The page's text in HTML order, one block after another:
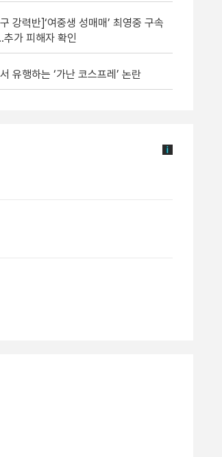
강력반]‘여중생 성매매’ 최영중 구속
가 피해자 확인
유행하는 ‘가난 코스프레’ 논란